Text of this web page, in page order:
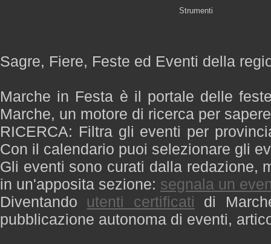
Strumenti
Sagre, Fiere, Feste ed Eventi della
Marche in Festa è il portale delle
Marche, un motore di ricerca per
RICERCA: Filtra gli eventi per
Con il calendario puoi selezionare gli
Gli eventi sono curati dalla redazione,
in un'apposita sezione: segnala un
Diventando utenti certificati di
pubblicazione autonoma di eventi,